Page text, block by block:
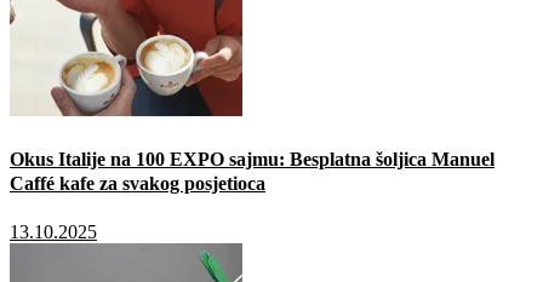
Okus Italije na 100 EXPO sajmu: Besplatna šoljica Manuel
Caffé kafe za svakog posjetioca
13.10.2025